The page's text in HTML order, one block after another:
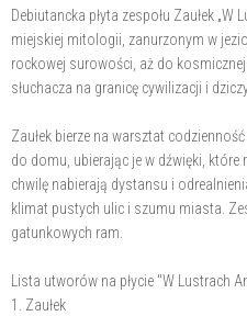
Debiutancka płyta zespołu Zaułek
miejskiej mitologii, zanurzonym w
rockowej surowości, aż do
słuchacza na granicę cywilizacji i
Zaułek bierze na warsztat
do domu, ubierając je w dźwięki, które
chwilę nabierają dystansu i
klimat pustych ulic i szumu miasta.
gatunkowych ram.
Lista utworów na płycie "W Lustrach
1. Zaułek